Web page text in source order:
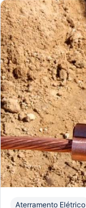
Aterramento Elétrico